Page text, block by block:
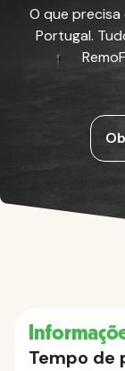
O que
Portugal.
Tempo de